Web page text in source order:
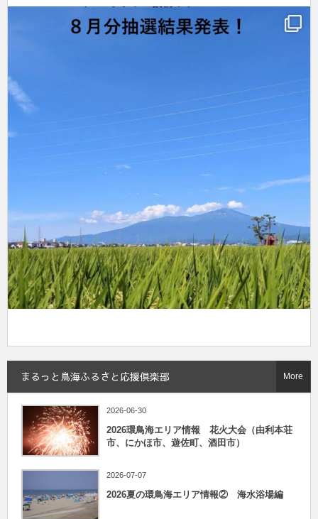
まるっと鳥海ふるさと応援倶楽部
2026-06-30
2026環鳥海エリア情報 花火大会（由利本荘
市、にかほ市、遊佐町、酒田市）
2026-07-07
2026夏の環鳥海エリア情報② 海水浴場編
More